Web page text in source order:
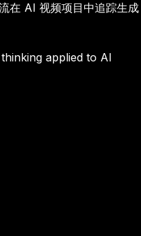
在 AI 视频项目中追踪生成
applied to AI